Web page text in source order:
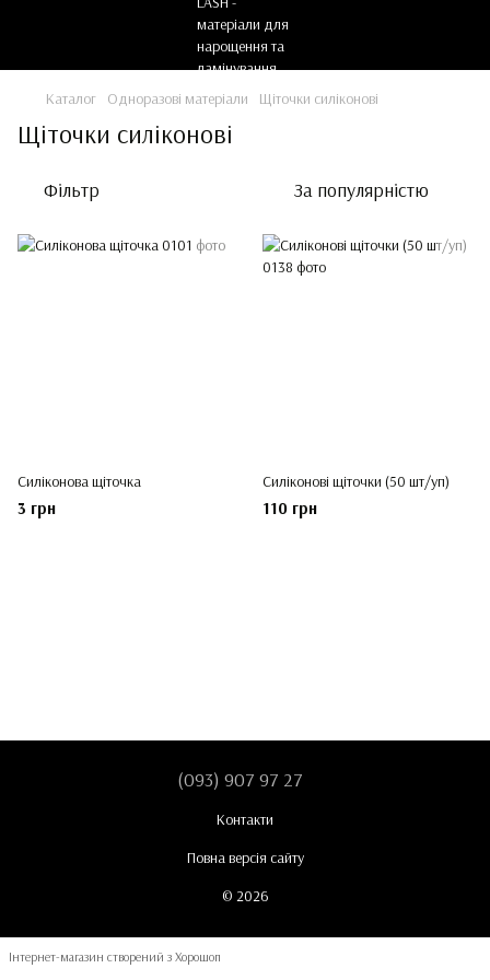
Каталог Одноразові матеріали Щіточки силіконові
Щіточки силіконові
Фільтр За популярністю
Силіконова щіточка
3 грн
Силіконові щіточки (50 шт/уп)
110 грн
(093) 907 97 27
Контакти
Повна версія сайту
© 2026
Інтернет-магазин створений з Хорошоп